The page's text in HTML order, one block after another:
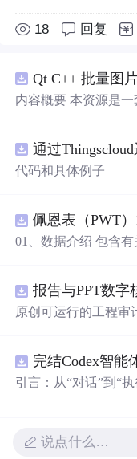
18 回复
内容概要 本资源是一
张图片、直接读取整
定义输出图片分辨率
观展示压缩效果。 适
QImage 图像绘图、
地批量处理图片的
习者。 使用场景 自
上传流量；
摄影 、
册图片； 程序开发
环界面防卡顿、文件
案例。 工具核心功能
图片 / 一键读取整个
小； 自定义输出保
实时进度条展示处
通过
代码和具体例子
佩恩表（PWT）
01、数据介绍 包含有关收入、产出、投入和生产率的相对
翻译使用说明，英文原版使用
（PWT） 数据
原创可运行的工程审
VG 报告、1080×720
MIT License 与原创
test 与 npm run
引言：从“对话”到“
运行——AI是“顾问”
AI Codex为代表的
说点什么…